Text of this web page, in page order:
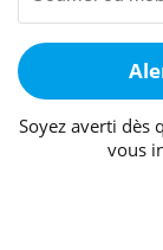
Soyez averti dès
vous